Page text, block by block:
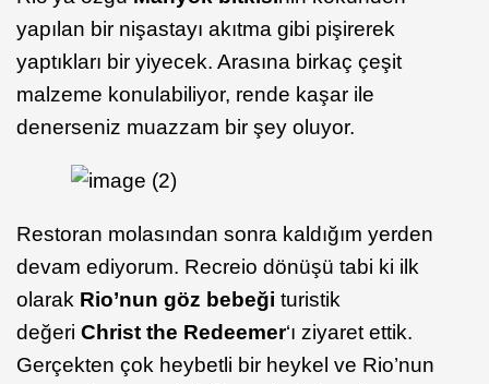
yapılan bir nişastayı akıtma gibi pişirerek
yaptıkları bir yiyecek. Arasına birkaç çeşit
malzeme konulabiliyor, rende kaşar ile
denerseniz muazzam bir şey oluyor.
Restoran molasından sonra kaldığım yerden
devam ediyorum. Recreio dönüşü tabi ki ilk
olarak Rio’nun göz bebeği turistik
değeri Christ the Redeemer‘ı ziyaret ettik.
Gerçekten çok heybetli bir heykel ve Rio’nun